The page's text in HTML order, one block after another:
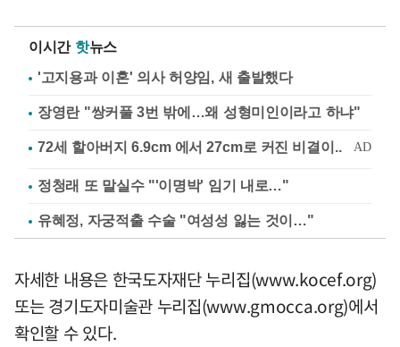
이시간 핫뉴스
'고지용과 이혼' 의사 허양임, 새 출발했다
장영란 "쌍커풀 3번 밖에…왜 성형미인이라고 하냐"
정청래 또 말실수 "'이명박' 임기 내로…"
유혜정, 자궁적출 수술 "여성성 잃는 것이…"
자세한 내용은 한국도자재단 누리집(www.kocef.org)
또는 경기도자미술관 누리집(www.gmocca.org)에서
확인할 수 있다.